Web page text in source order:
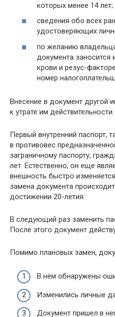
которых менее 14 лет;
сведения обо всех
удостоверяющих
по желанию
документа заносится
крови и резус-
номер
Внесение в документ другой
к утрате им действительности.
Первый внутренний паспорт,
в противовес
заграничному паспорту,
лет. Естественно, он еще
внешность быстро
замена документа
достижении 20-летия.
В следующий раз заменить
После этого документ
Помимо плановых замен,
В нем обнаружены
Изменились личные
Документ пришел в